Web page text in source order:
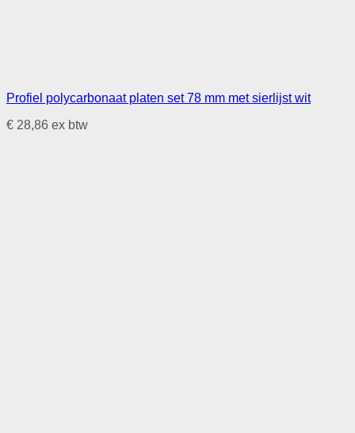
Profiel polycarbonaat platen set 78 mm met sierlijst wit
€ 28,86 ex btw